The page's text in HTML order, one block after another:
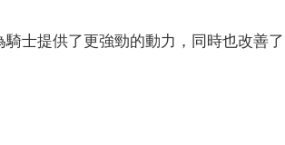
士提供了更強勁的動力，同時也改善了